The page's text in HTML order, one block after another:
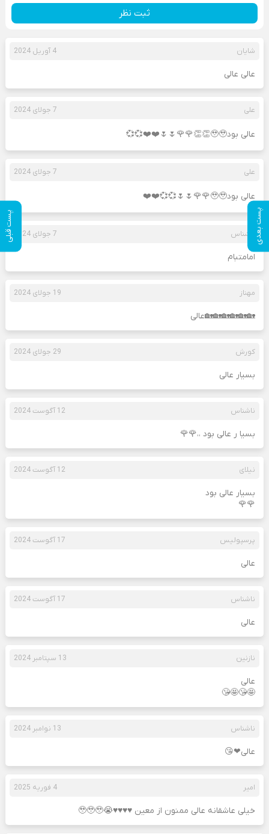
پست بعدی پست قبلی
ثبت نظر
شایان 4 آوریل 2024
عالی عالی
علی 7 جولای 2024
عالی بود🥹🥹👏👏🌹🌹🌷🌷❤️❤️💞💞
علی 7 جولای 2024
عالی بود🥹🥹🌹🌹🌷🌷💞💞❤️❤️
ناشناس 7 جولای 2024
امامتبام
مهناز 19 جولای 2024
🏡🏡🏡🏡🏡🏡عالی
کورش 29 جولای 2024
بسیار عالی
ناشناس 12 آگوست 2024
بسیا ر عالی بود ،،🌹🌹
نیلای 12 آگوست 2024
بسیار عالی بود
🌹🌹
پرسپولیس 17 آگوست 2024
عالی
ناشناس 17 آگوست 2024
عالی
نازنین 13 سپتامبر 2024
عالی
🤩😘🤩😘
ناشناس 13 نوامبر 2024
عالی❤😘
امیر 4 فوریه 2025
خیلی عاشقانه عالی ممنون از معین ♥️♥️♥️♥️😭🥹🥹🥹